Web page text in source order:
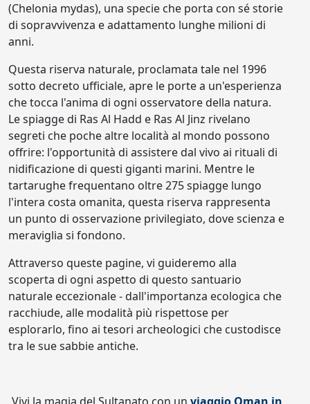
(Chelonia mydas), una specie che porta con sé storie
di sopravvivenza e adattamento lunghe milioni di
anni.
Questa riserva naturale, proclamata tale nel 1996
sotto decreto ufficiale, apre le porte a un'esperienza
che tocca l'anima di ogni osservatore della natura.
Le spiagge di Ras Al Hadd e Ras Al Jinz rivelano
segreti che poche altre località al mondo possono
offrire: l'opportunità di assistere dal vivo ai rituali di
nidificazione di questi giganti marini. Mentre le
tartarughe frequentano oltre 275 spiagge lungo
l'intera costa omanita, questa riserva rappresenta
un punto di osservazione privilegiato, dove scienza e
meraviglia si fondono.
Attraverso queste pagine, vi guideremo alla
scoperta di ogni aspetto di questo santuario
naturale eccezionale - dall'importanza ecologica che
racchiude, alle modalità più rispettose per
esplorarlo, fino ai tesori archeologici che custodisce
tra le sue sabbie antiche.